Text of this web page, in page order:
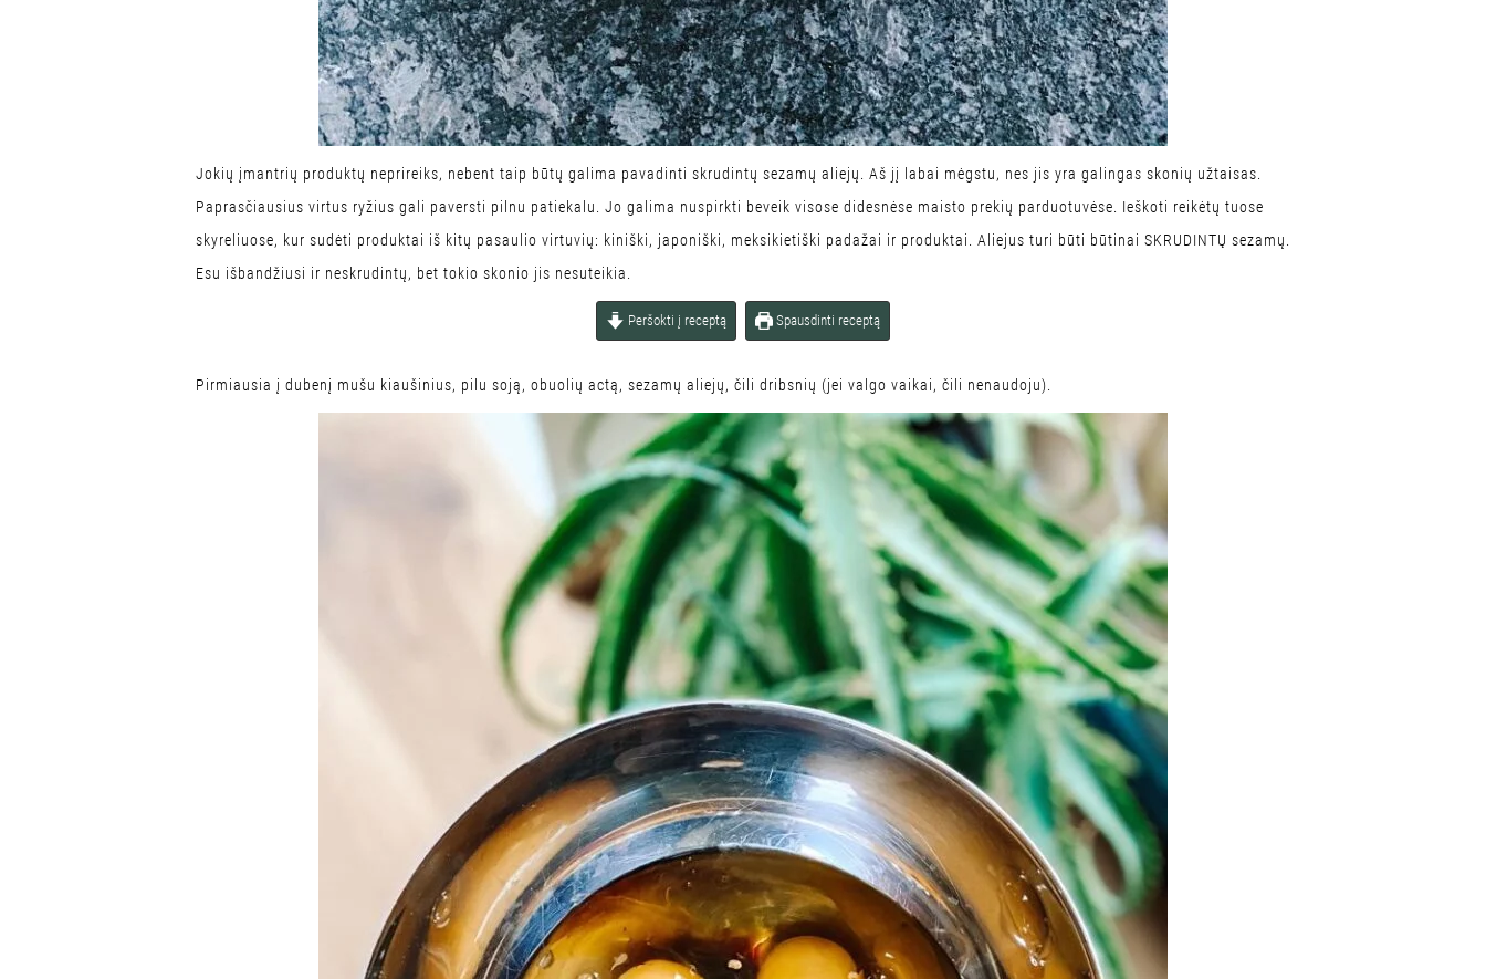
Jokių įmantrių produktų neprireiks, nebent taip būtų galima pavadinti skrudintų sezamų aliejų. Aš jį labai mėgstu, nes jis yra galingas skonių užtaisas.
Paprasčiausius virtus ryžius gali paversti pilnu patiekalu. Jo galima nuspirkti beveik visose didesnėse maisto prekių parduotuvėse. Ieškoti reikėtų tuose
skyreliuose, kur sudėti produktai iš kitų pasaulio virtuvių: kiniški, japoniški, meksikietiški padažai ir produktai. Aliejus turi būti būtinai SKRUDINTŲ sezamų.
Esu išbandžiusi ir neskrudintų, bet tokio skonio jis nesuteikia.
Peršokti į receptą Spausdinti receptą
Pirmiausia į dubenį mušu kiaušinius, pilu soją, obuolių actą, sezamų aliejų, čili dribsnių (jei valgo vaikai, čili nenaudoju).